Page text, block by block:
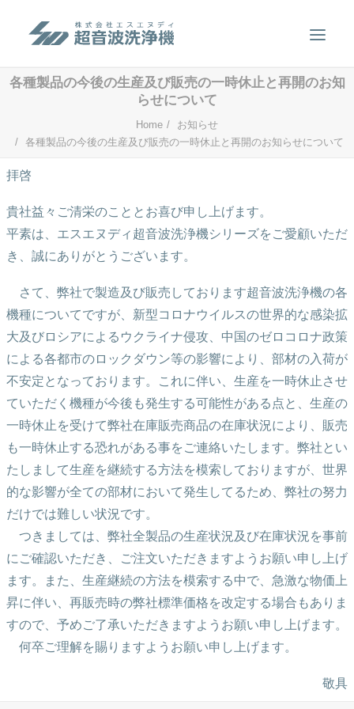
超音波洗浄のしくみ
販売事例
洗浄液について
お問い合わせ
SEARCH
各種製品の今後の生産及び販売の一時休止と再開のお知
らせについて
Home
お知らせ
各種製品の今後の生産及び販売の一時休止と再開のお知らせについて
拝啓
貴社益々ご清栄のこととお喜び申し上げます。
平素は、エスエヌディ超音波洗浄機シリーズをご愛顧いただ
き、誠にありがとうございます。
さて、弊社で製造及び販売しております超音波洗浄機の各
機種についてですが、新型コロナウイルスの世界的な感染拡
大及びロシアによるウクライナ侵攻、中国のゼロコロナ政策
による各都市のロックダウン等の影響により、部材の入荷が
不安定となっております。これに伴い、生産を一時休止させ
ていただく機種が今後も発生する可能性がある点と、生産の
一時休止を受けて弊社在庫販売商品の在庫状況により、販売
も一時休止する恐れがある事をご連絡いたします。弊社とい
たしまして生産を継続する方法を模索しておりますが、世界
的な影響が全ての部材において発生してるため、弊社の努力
だけでは難しい状況です。
つきましては、弊社全製品の生産状況及び在庫状況を事前
にご確認いただき、ご注文いただきますようお願い申し上げ
ます。また、生産継続の方法を模索する中で、急激な物価上
昇に伴い、再販売時の弊社標準価格を改定する場合もありま
すので、予めご了承いただきますようお願い申し上げます。
何卒ご理解を賜りますようお願い申し上げます。
敬具